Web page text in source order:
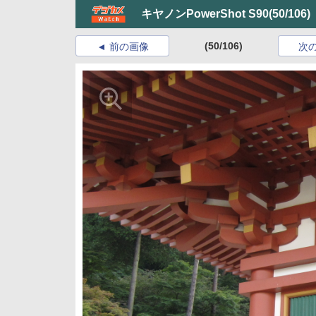
キヤノンPowerShot S90(50/106)
前の画像 (50/106) 次